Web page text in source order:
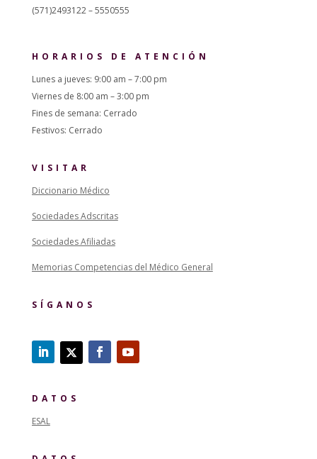
(571)2493122 – 5550555
HORARIOS DE ATENCIÓN
Lunes a jueves: 9:00 am – 7:00 pm
Viernes de 8:00 am – 3:00 pm
Fines de semana: Cerrado
Festivos: Cerrado
VISITAR
Diccionario Médico
Sociedades Adscritas
Sociedades Afiliadas
Memorias Competencias del Médico General
SÍGANOS
DATOS
ESAL